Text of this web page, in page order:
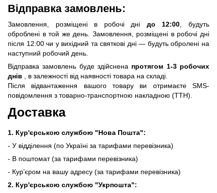
Відправка замовлень:
Замовлення, розміщені в робочі дні до 12:00 , будуть
оброблені в той же день. Замовлення, розміщені в робочі дні
після 12:00 чи у вихідний та святкові дні — будуть обролені на
наступний робочий день.
Відправка замовлень буде здійснена протягом 1-3 робочих
днів , в залежності від наявності товара на складі.
Після відвантаження вашого товару ви отримаєте SMS-
повідомлення з товарно-транспортною накладною (ТТН).
Доставка
1. Кур'єрською службою "Нова Пошта":
- У відділення (по Україні за тарифами перевізника)
- В поштомат (за тарифами перевізника)
- Кур’єром на вашу адресу (за тарифами перевізника)
2. Кур'єрською службою "Укрпошта":